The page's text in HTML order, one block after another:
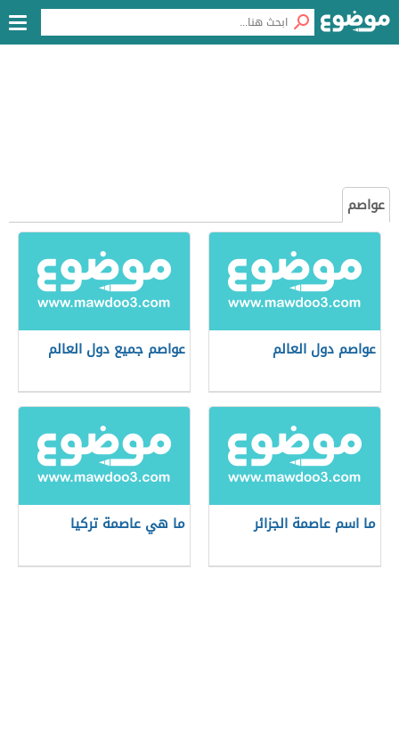
عواصم
عواصم دول العالم عواصم جميع دول العالم
ما اسم عاصمة الجزائر ما هي عاصمة تركيا